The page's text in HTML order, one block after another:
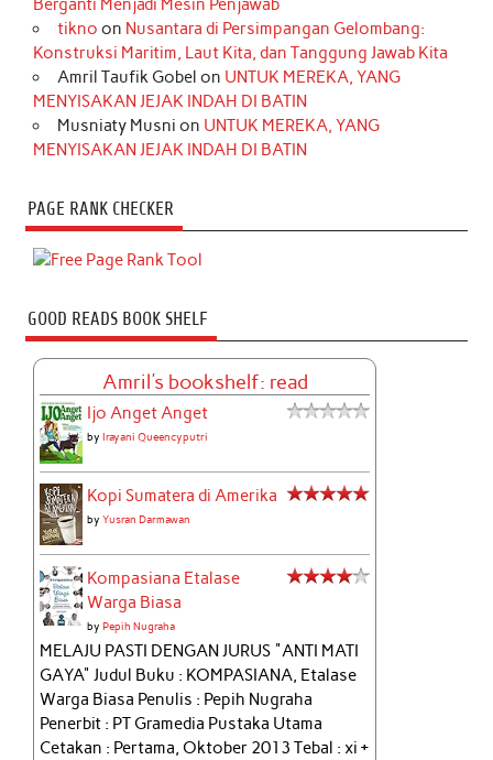
Berganti Menjadi Mesin Penjawab
tikno on Nusantara di Persimpangan Gelombang:
Konstruksi Maritim, Laut Kita, dan Tanggung Jawab Kita
Amril Taufik Gobel on UNTUK MEREKA, YANG
MENYISAKAN JEJAK INDAH DI BATIN
Musniaty Musni on UNTUK MEREKA, YANG
MENYISAKAN JEJAK INDAH DI BATIN
PAGE RANK CHECKER
GOOD READS BOOK SHELF
Amril's bookshelf: read
Ijo Anget Anget
byIrayani Queencyputri
Kopi Sumatera di Amerika
byYusran Darmawan
Kompasiana Etalase
Warga Biasa
byPepih Nugraha
MELAJU PASTI DENGAN JURUS "ANTI MATI
GAYA" Judul Buku : KOMPASIANA, Etalase
Warga Biasa Penulis : Pepih Nugraha
Penerbit : PT Gramedia Pustaka Utama
Cetakan : Pertama, Oktober 2013 Tebal : xi +